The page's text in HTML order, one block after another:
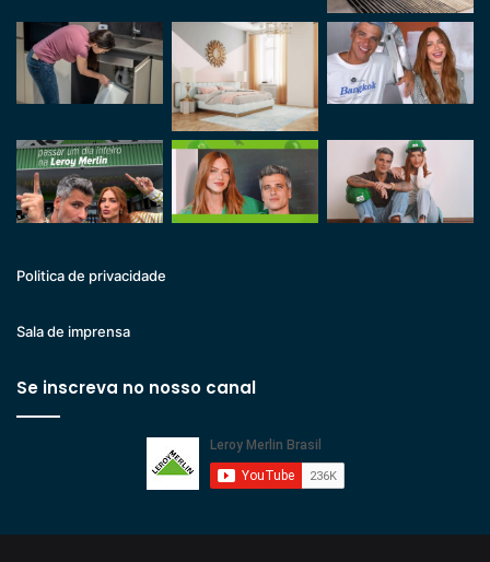
Politica de privacidade
Sala de imprensa
Se inscreva no nosso canal